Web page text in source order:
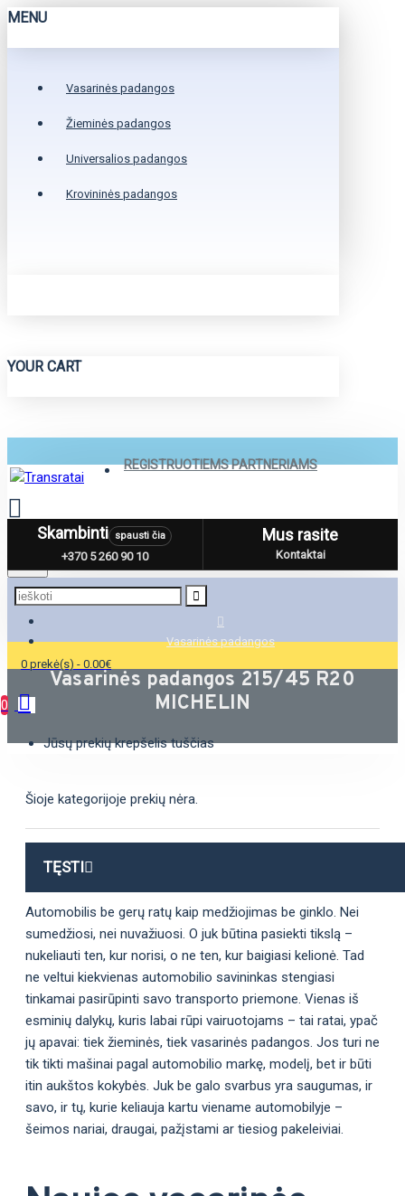
MENU
Vasarinės padangos
Žieminės padangos
Universalios padangos
Krovininės padangos
YOUR CART
REGISTRUOTIEMS PARTNERIAMS
Menu
0 prekė(s) - 0.00€
0
Jūsų prekių krepšelis tuščias
Skambinti spausti čia
+370 5 260 90 10
Mus rasite
Kontaktai
Vasarinės padangos
Vasarinės padangos 215/45 R20
MICHELIN
Šioje kategorijoje prekių nėra.
TĘSTI
Automobilis be gerų ratų kaip medžiojimas be ginklo. Nei
sumedžiosi, nei nuvažiuosi. O juk būtina pasiekti tikslą –
nukeliauti ten, kur norisi, o ne ten, kur baigiasi kelionė. Tad
ne veltui kiekvienas automobilio savininkas stengiasi
tinkamai pasirūpinti savo transporto priemone. Vienas iš
esminių dalykų, kuris labai rūpi vairuotojams – tai ratai, ypač
jų apavai: tiek žieminės, tiek vasarinės padangos. Jos turi ne
tik tikti mašinai pagal automobilio markę, modelį, bet ir būti
itin aukštos kokybės. Juk be galo svarbus yra saugumas, ir
savo, ir tų, kurie keliauja kartu viename automobilyje –
šeimos nariai, draugai, pažįstami ar tiesiog pakeleiviai.